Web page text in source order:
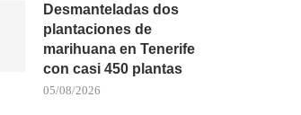
Desmanteladas dos
plantaciones de
marihuana en Tenerife
con casi 450 plantas
05/08/2026